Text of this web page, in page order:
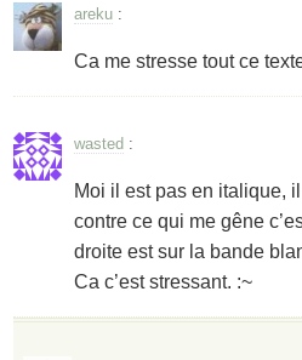
areku :
Ca me stresse tout ce
wasted :
Moi il est pas en italique,
contre ce qui me gêne
droite est sur la bande
Ca c’est stressant. :~